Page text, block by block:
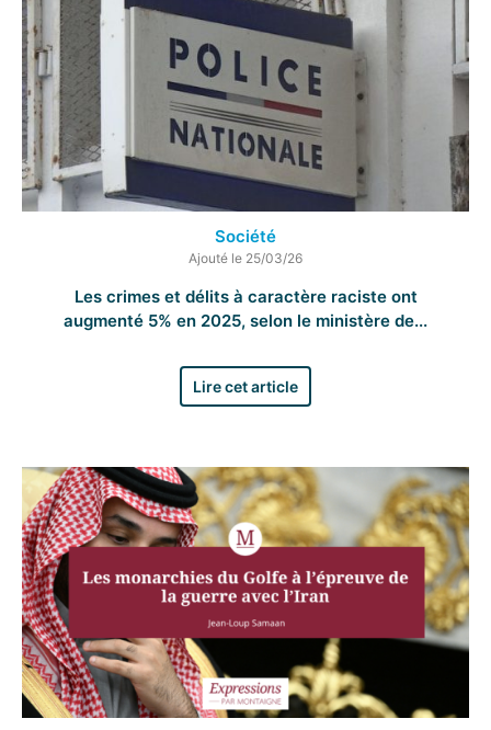
Société
Ajouté le 25/03/26
Les crimes et délits à caractère raciste ont
augmenté 5% en 2025, selon le ministère de...
Lire cet article